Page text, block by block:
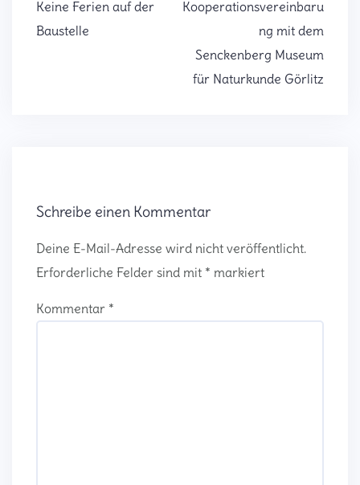
Keine Ferien auf der
Baustelle
Kooperationsvereinbaru
ng mit dem
Senckenberg Museum
für Naturkunde Görlitz
Schreibe einen Kommentar
Deine E-Mail-Adresse wird nicht veröffentlicht.
Erforderliche Felder sind mit * markiert
Kommentar *